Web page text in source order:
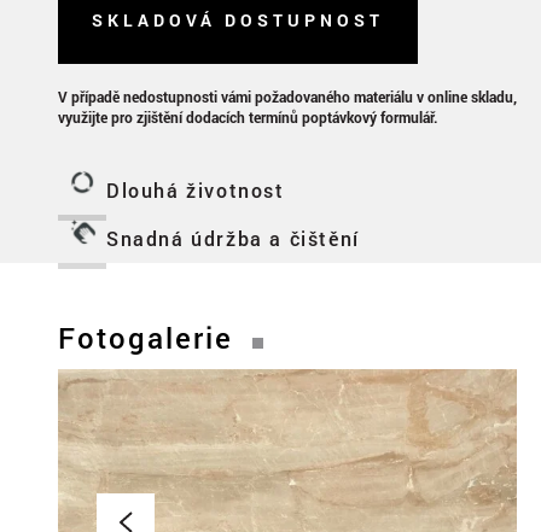
SKLADOVÁ DOSTUPNOST
V případě nedostupnosti vámi požadovaného materiálu v online skladu,
využijte pro zjištění dodacích termínů poptávkový formulář.
Dlouhá životnost
Snadná údržba a čištění
Fotogalerie